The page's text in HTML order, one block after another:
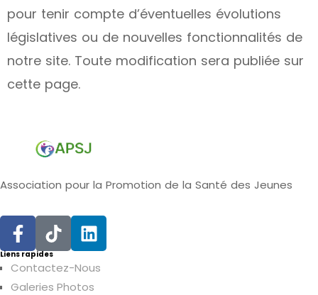
pour tenir compte d’éventuelles évolutions
législatives ou de nouvelles fonctionnalités de
notre site. Toute modification sera publiée sur
cette page.
Association pour la Promotion de la Santé des Jeunes
Liens rapides
Contactez-Nous
Galeries Photos